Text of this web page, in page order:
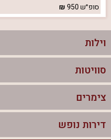
סופ״ש950
וילות
וילות בצפון
וילות להשכרה
סוויטות
סוויטות בצפון
צימרים לזוגות עם בריכה פרטית
צימרים
צימרים בצפון
דירות נופש